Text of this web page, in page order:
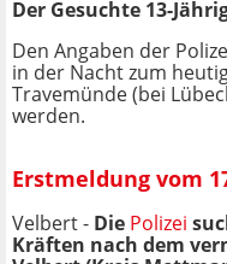
Der Gesuchte 13-
Den Angaben der
in der Nacht zum
Travemünde (bei
werden.
Erstmeldung vom
Velbert - Die Polizei
Kräften nach dem